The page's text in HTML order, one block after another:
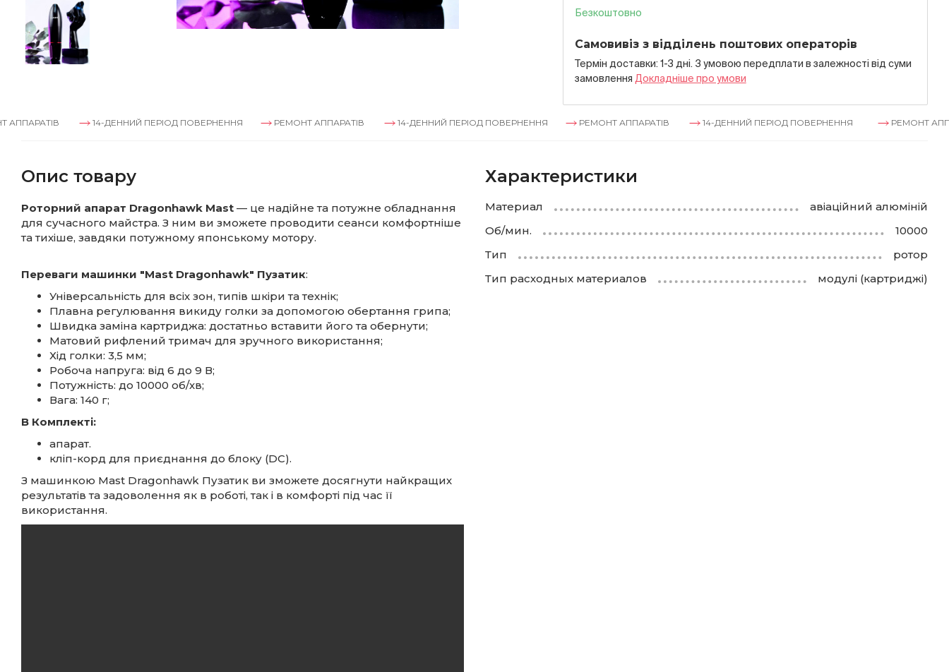
Безкоштовно
Самовивіз з відділень поштових операторів
Термін доставки: 1-3 дні. З умовою передплати в залежностi вiд суми
замовлення Докладнiше про умови
14-ДЕННИЙ ПЕРІОД ПОВЕРНЕННЯ РЕМОНТ АППАРАТІВ 14-ДЕННИЙ ПЕРІОД ПОВЕРНЕННЯ РЕМОНТ АППАРАТІВ 14-ДЕННИЙ ПЕРІОД ПОВЕРНЕННЯ РЕМОНТ АППАРАТІВ
Опис товару
Роторний апарат Dragonhawk Mast — це надійне та потужне обладнання
для сучасного майстра. З ним ви зможете проводити сеанси комфортніше
та тихіше, завдяки потужному японському мотору.
Переваги машинки "Mast Dragonhawk" Пузатик:
Універсальність для всіх зон, типів шкіри та технік;
Плавна регулювання викиду голки за допомогою обертання грипа;
Швидка заміна картриджа: достатньо вставити його та обернути;
Матовий рифлений тримач для зручного використання;
Хід голки: 3,5 мм;
Робоча напруга: від 6 до 9 В;
Потужність: до 10000 об/хв;
Вага: 140 г;
В Комплекті:
апарат.
кліп-корд для приєднання до блоку (DC).
З машинкою Mast Dragonhawk Пузатик ви зможете досягнути найкращих
результатів та задоволення як в роботі, так і в комфорті під час її
використання.
Характеристики
Материал
авіаційний алюміній
Об/мин.
10000
Тип
ротор
Тип расходных материалов
модулі (картриджі)